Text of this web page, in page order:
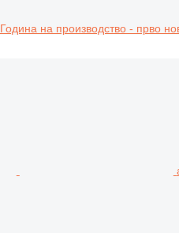
Година на производство - прво